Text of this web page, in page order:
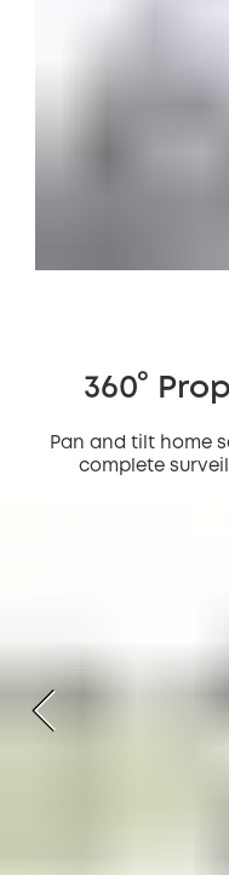
360°
Pan and tilt home
complete